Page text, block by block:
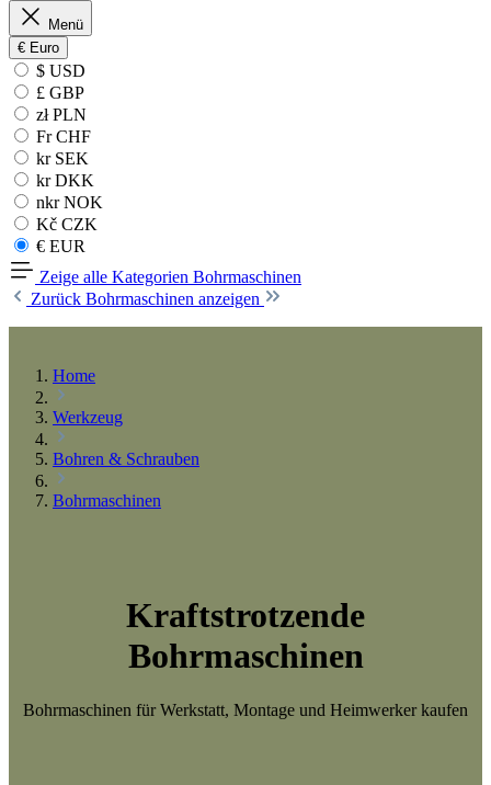
Menü
€ Euro
$ USD
£ GBP
zł PLN
Fr CHF
kr SEK
kr DKK
nkr NOK
Kč CZK
€ EUR
Zeige alle Kategorien Bohrmaschinen
Zurück Bohrmaschinen anzeigen
Home
Werkzeug
Bohren & Schrauben
Bohrmaschinen
Kraftstrotzende
Bohrmaschinen
Bohrmaschinen für Werkstatt, Montage und Heimwerker kaufen